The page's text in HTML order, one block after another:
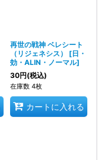
再世の戦神 ベレシート
（リジェネシス）
[日・
効・ALIN・ノーマル]
30円(税込)
在庫数 4枚
カートに入れる